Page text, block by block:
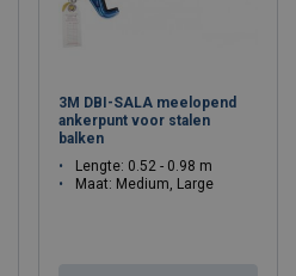
3M DBI-SALA meelopend
ankerpunt voor stalen
balken
Lengte: 0.52 - 0.98 m
Maat: Medium, Large